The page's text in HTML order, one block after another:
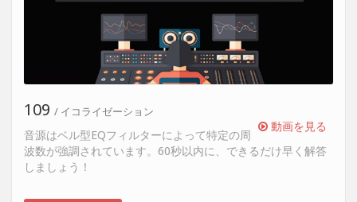
動画を見る
109 / イコライゼーション
音源はベル型EQフィルターによって特定の周
波数が強調されています。60秒以内に、できるだけ早く解答
しましょう！